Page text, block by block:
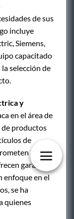
de sus
incluye
Siemens,
capacitado
selección de
y
en el área de
de productos
de
a
garantía
enfoque en el
se ha
quienes